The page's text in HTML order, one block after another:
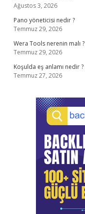
Ağustos 3, 2026
Pano yöneticisi nedir ?
Temmuz 29, 2026
Wera Tools nerenin malı ?
Temmuz 29, 2026
Koşulda eş anlamı nedir ?
Temmuz 27, 2026